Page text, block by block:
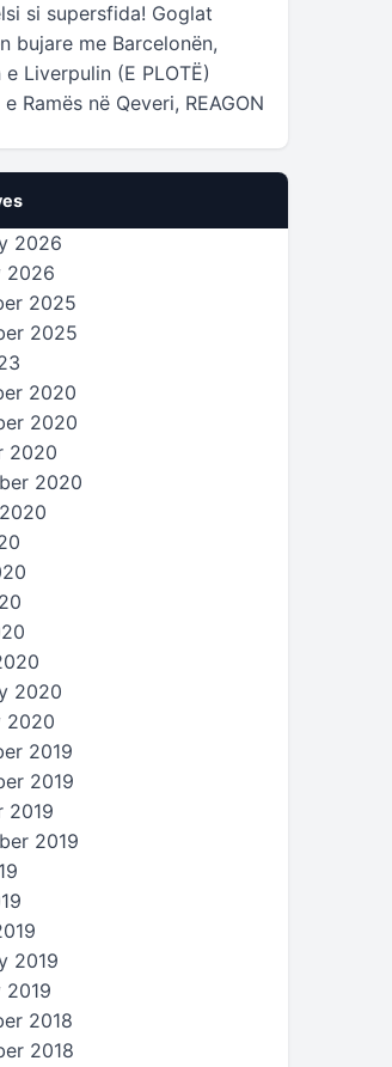
si supersfida! Goglat
bujare me Barcelonën,
e Liverpulin (E PLOTË)
Ramës në Qeveri, REAGON
2026
2026
2025
2025
2020
2020
2020
2020
2020
2020
2019
2019
2019
2019
2019
2019
2018
2018